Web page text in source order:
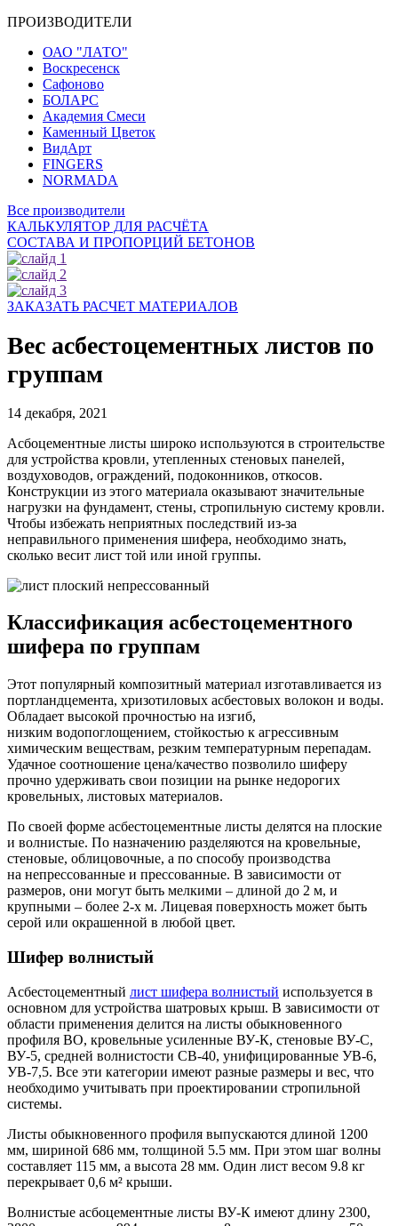
ПРОИЗВОДИТЕЛИ
ОАО "ЛАТО"
Воскресенск
Сафоново
БОЛАРС
Академия Смеси
Каменный Цветок
ВидАрт
FINGERS
NORMADA
Все производители
КАЛЬКУЛЯТОР ДЛЯ РАСЧЁТА
СОСТАВА И ПРОПОРЦИЙ БЕТОНОВ
ЗАКАЗАТЬ РАСЧЕТ МАТЕРИАЛОВ
Вес асбестоцементных листов по
группам
14 декабря, 2021
Асбоцементные листы широко используются в строительстве
для устройства кровли, утепленных стеновых панелей,
воздуховодов, ограждений, подоконников, откосов.
Конструкции из этого материала оказывают значительные
нагрузки на фундамент, стены, стропильную систему кровли.
Чтобы избежать неприятных последствий из-за
неправильного применения шифера, необходимо знать,
сколько весит лист той или иной группы.
Классификация асбестоцементного
шифера по группам
Этот популярный композитный материал изготавливается из
портландцемента, хризотиловых асбестовых волокон и воды.
Обладает высокой прочностью на изгиб,
низким водопоглощением, стойкостью к агрессивным
химическим веществам, резким температурным перепадам.
Удачное соотношение цена/качество позволило шиферу
прочно удерживать свои позиции на рынке недорогих
кровельных, листовых материалов.
По своей форме асбестоцементные листы делятся на плоские
и волнистые. По назначению разделяются на кровельные,
стеновые, облицовочные, а по способу производства
на непрессованные и прессованные. В зависимости от
размеров, они могут быть мелкими – длиной до 2 м, и
крупными – более 2-х м. Лицевая поверхность может быть
серой или окрашенной в любой цвет.
Шифер волнистый
Асбестоцементный лист шифера волнистый используется в
основном для устройства шатровых крыш. В зависимости от
области применения делится на листы обыкновенного
профиля ВО, кровельные усиленные ВУ-К, стеновые ВУ-С,
ВУ-5, средней волнистости СВ-40, унифицированные УВ-6,
УВ-7,5. Все эти категории имеют разные размеры и вес, что
необходимо учитывать при проектировании стропильной
системы.
Листы обыкновенного профиля выпускаются длиной 1200
мм, шириной 686 мм, толщиной 5.5 мм. При этом шаг волны
составляет 115 мм, а высота 28 мм. Один лист весом 9.8 кг
перекрывает 0,6 м² крыши.
Волнистые асбоцементные листы ВУ-К имеют длину 2300,